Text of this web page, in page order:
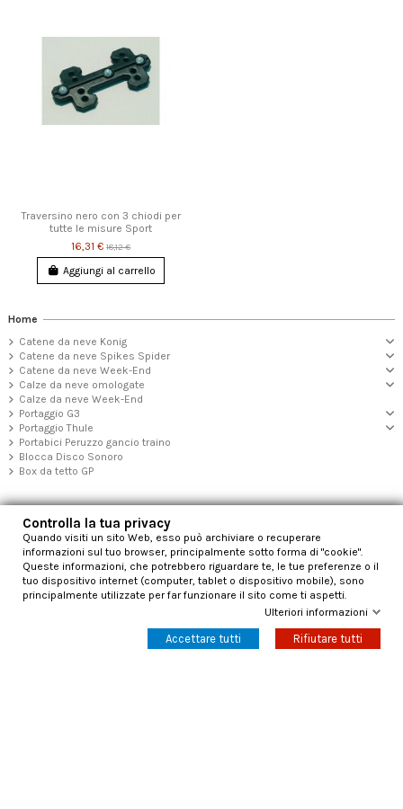
Traversino nero con 3 chiodi per
tutte le misure Sport
16,31 €18,12 €
Aggiungi al carrello
Home
Catene da neve Konig
Catene da neve Spikes Spider
Catene da neve Week-End
Calze da neve omologate
Calze da neve Week-End
Portaggio G3
Portaggio Thule
Portabici Peruzzo gancio traino
Blocca Disco Sonoro
Box da tetto GP
Ricevi le ultime notizie e aggiornamenti
legali.
Controlla la tua privacy
Quando visiti un sito Web, esso può archiviare o recuperare
informazioni sul tuo browser, principalmente sotto forma di "cookie".
Queste informazioni, che potrebbero riguardare te, le tue preferenze o il
tuo dispositivo internet (computer, tablet o dispositivo mobile), sono
principalmente utilizzate per far funzionare il sito come ti aspetti.
Ulteriori informazioni
Accettare tutti Rifiutare tutti